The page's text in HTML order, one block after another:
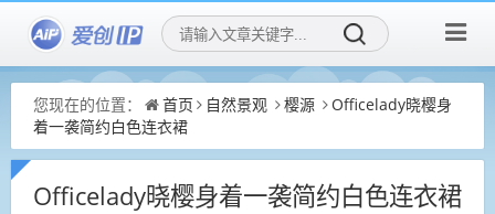
您现在的位置： 首页 自然景观 樱源
Officelady晓樱身
着一袭简约白色连衣裙
Officelady晓樱身着一袭简约白色连衣裙